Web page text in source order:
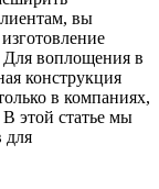
вы
Для воплощения в
конструкция
в компаниях,
этой статье мы
для